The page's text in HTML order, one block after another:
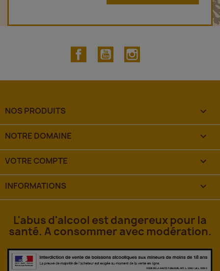
FacebookYouTube
NOS PRODUITS 
NOTRE DOMAINE 
VOTRE COMPTE 
INFORMATIONS keyboard_arrow_down
L'abus d'alcool est dangereux pour la
santé. A consommer avec modération.